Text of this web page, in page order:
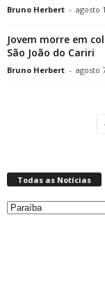
Bruno Herbert - agosto
Jovem morre em
São João do Cariri
Bruno Herbert - agosto
Todas as Notícias
Todas